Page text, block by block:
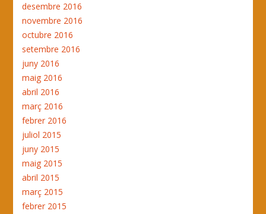
desembre 2016
novembre 2016
octubre 2016
setembre 2016
juny 2016
maig 2016
abril 2016
març 2016
febrer 2016
juliol 2015
juny 2015
maig 2015
abril 2015
març 2015
febrer 2015